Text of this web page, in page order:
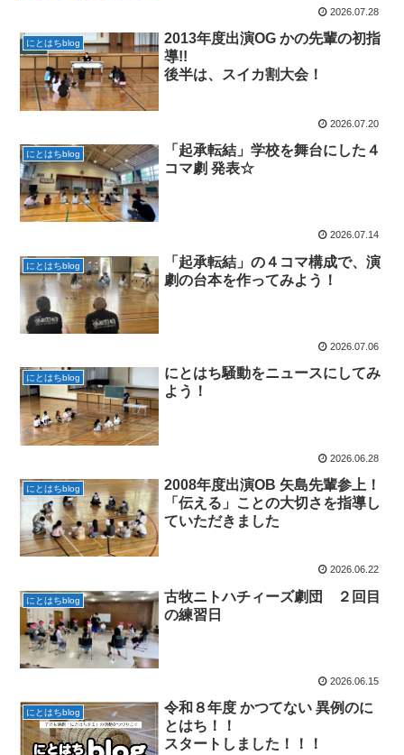
2026.07.28
にとはちblog
2013年度出演OG かの先輩の初指
導!!
後半は、スイカ割大会！
2026.07.20
にとはちblog
「起承転結」学校を舞台にした４
コマ劇 発表☆
2026.07.14
にとはちblog
「起承転結」の４コマ構成で、演
劇の台本を作ってみよう！
2026.07.06
にとはちblog
にとはち騒動をニュースにしてみ
よう！
2026.06.28
にとはちblog
2008年度出演OB 矢島先輩参上！
「伝える」ことの大切さを指導し
ていただきました
2026.06.22
にとはちblog
古牧ニトハチィーズ劇団 ２回目
の練習日
2026.06.15
にとはちblog
令和８年度 かつてない 異例のに
とはち！！
スタートしました！！！